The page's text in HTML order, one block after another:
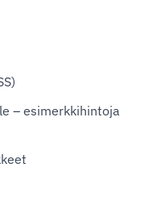
– esimerkkihintoja